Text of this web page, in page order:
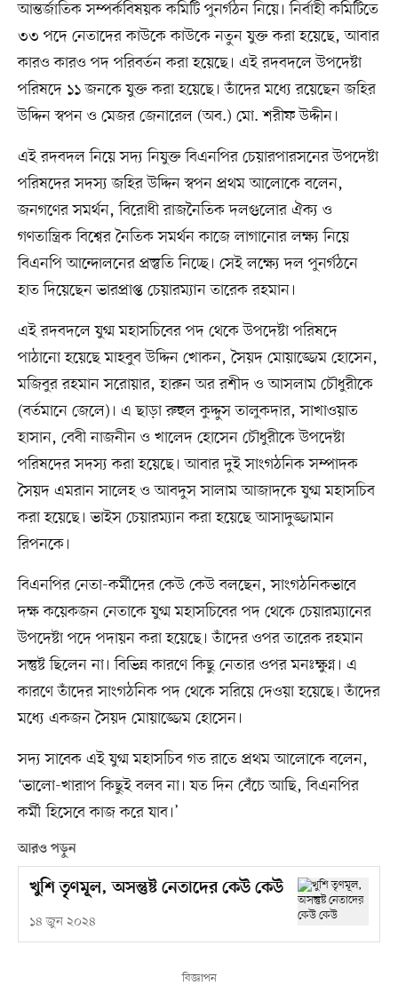
আন্তর্জাতিক সম্পর্কবিষয়ক কমিটি পুনর্গঠন নিয়ে। নির্বাহী কমিটিতে
৩৩ পদে নেতাদের কাউকে কাউকে নতুন যুক্ত করা হয়েছে, আবার
কারও কারও পদ পরিবর্তন করা হয়েছে। এই রদবদলে উপদেষ্টা
পরিষদে ১১ জনকে যুক্ত করা হয়েছে। তাঁদের মধ্যে রয়েছেন জহির
উদ্দিন স্বপন ও মেজর জেনারেল (অব.) মো. শরীফ উদ্দীন।
এই রদবদল নিয়ে সদ্য নিযুক্ত বিএনপির চেয়ারপারসনের উপদেষ্টা
পরিষদের সদস্য জহির উদ্দিন স্বপন প্রথম আলোকে বলেন,
জনগণের সমর্থন, বিরোধী রাজনৈতিক দলগুলোর ঐক্য ও
গণতান্ত্রিক বিশ্বের নৈতিক সমর্থন কাজে লাগানোর লক্ষ্য নিয়ে
বিএনপি আন্দোলনের প্রস্তুতি নিচ্ছে। সেই লক্ষ্যে দল পুনর্গঠনে
হাত দিয়েছেন ভারপ্রাপ্ত চেয়ারম্যান তারেক রহমান।
এই রদবদলে যুগ্ম মহাসচিবের পদ থেকে উপদেষ্টা পরিষদে
পাঠানো হয়েছে মাহবুব উদ্দিন খোকন, সৈয়দ মোয়াজ্জেম হোসেন,
মজিবুর রহমান সরোয়ার, হারুন অর রশীদ ও আসলাম চৌধুরীকে
(বর্তমানে জেলে)। এ ছাড়া রুহুল কুদ্দুস তালুকদার, সাখাওয়াত
হাসান, বেবী নাজনীন ও খালেদ হোসেন চৌধুরীকে উপদেষ্টা
পরিষদের সদস্য করা হয়েছে। আবার দুই সাংগঠনিক সম্পাদক
সৈয়দ এমরান সালেহ ও আবদুস সালাম আজাদকে যুগ্ম মহাসচিব
করা হয়েছে। ভাইস চেয়ারম্যান করা হয়েছে আসাদুজ্জামান
রিপনকে।
বিএনপির নেতা-কর্মীদের কেউ কেউ বলছেন, সাংগঠনিকভাবে
দক্ষ কয়েকজন নেতাকে যুগ্ম মহাসচিবের পদ থেকে চেয়ারম্যানের
উপদেষ্টা পদে পদায়ন করা হয়েছে। তাঁদের ওপর তারেক রহমান
সন্তুষ্ট ছিলেন না। বিভিন্ন কারণে কিছু নেতার ওপর মনঃক্ষুণ্ন। এ
কারণে তাঁদের সাংগঠনিক পদ থেকে সরিয়ে দেওয়া হয়েছে। তাঁদের
মধ্যে একজন সৈয়দ মোয়াজ্জেম হোসেন।
সদ্য সাবেক এই যুগ্ম মহাসচিব গত রাতে প্রথম আলোকে বলেন,
‘ভালো-খারাপ কিছুই বলব না। যত দিন বেঁচে আছি, বিএনপির
কর্মী হিসেবে কাজ করে যাব।’
আরও পড়ুন
খুশি তৃণমূল, অসন্তুষ্ট নেতাদের কেউ কেউ
১৪ জুন ২০২৪